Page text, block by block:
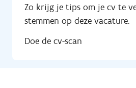
Zo krijg je tips om je cv te
stemmen op deze vacature.
Doe de cv-scan